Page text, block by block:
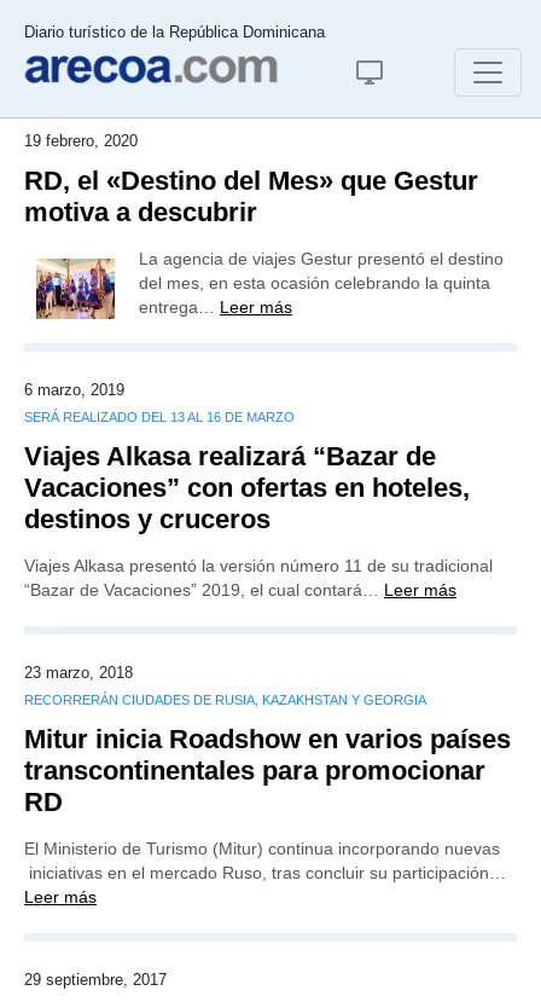
Diario turístico de la República Dominicana
19 febrero, 2020
RD, el «Destino del Mes» que Gestur
motiva a descubrir
La agencia de viajes Gestur presentó el destino
del mes, en esta ocasión celebrando la quinta
entrega… Leer más
6 marzo, 2019
SERÁ REALIZADO DEL 13 AL 16 DE MARZO
Viajes Alkasa realizará “Bazar de
Vacaciones” con ofertas en hoteles,
destinos y cruceros
Viajes Alkasa presentó la versión número 11 de su tradicional
“Bazar de Vacaciones” 2019, el cual contará… Leer más
23 marzo, 2018
RECORRERÁN CIUDADES DE RUSIA, KAZAKHSTAN Y GEORGIA
Mitur inicia Roadshow en varios países
transcontinentales para promocionar
RD
El Ministerio de Turismo (Mitur) continua incorporando nuevas
iniciativas en el mercado Ruso, tras concluir su participación…
Leer más
29 septiembre, 2017